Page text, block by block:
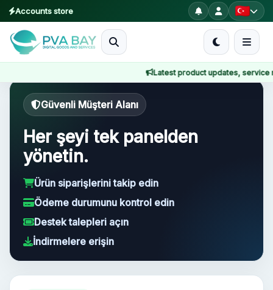
Accounts store
Latest product updates, service
MENU
Ürünler
Blog
2FA
FAQ
Güvenli Müşteri Alanı
Her şeyi tek panelden
yönetin.
Ürün siparişlerini takip edin
Ödeme durumunu kontrol edin
Destek talepleri açın
İndirmelere erişin